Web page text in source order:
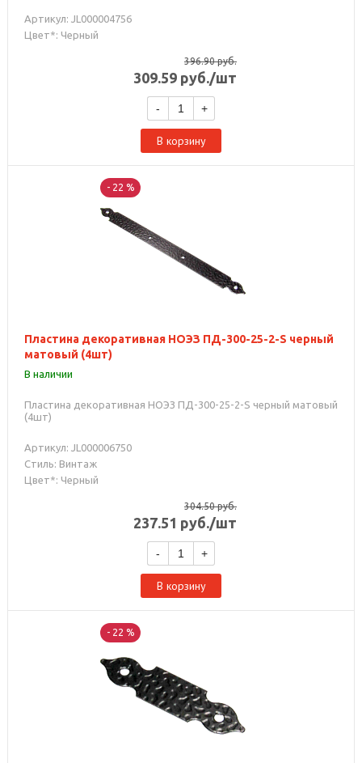
Артикул: JL000004756
Цвет*: Черный
396.90руб.
309.59 руб./шт
- +
В корзину
- 22 %
Пластина декоративная НОЭЗ ПД-300-25-2-S черный
матовый (4шт)
В наличии
Пластина декоративная НОЭЗ ПД-300-25-2-S черный матовый
(4шт)
Артикул: JL000006750
Стиль: Винтаж
Цвет*: Черный
304.50руб.
237.51 руб./шт
- +
В корзину
- 22 %